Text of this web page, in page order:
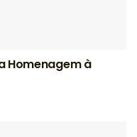
Homenagem à